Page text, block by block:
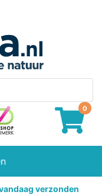
verzonden